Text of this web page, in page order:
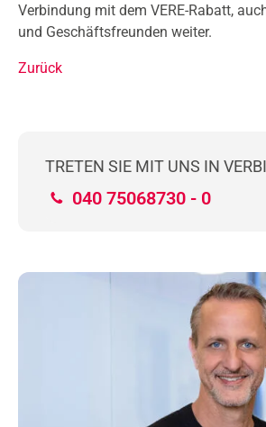
Verbindung mit dem VERE-Rabatt,
und Geschäftsfreunden weiter.
Zurück
TRETEN SIE MIT UNS IN
040 75068730 - 0